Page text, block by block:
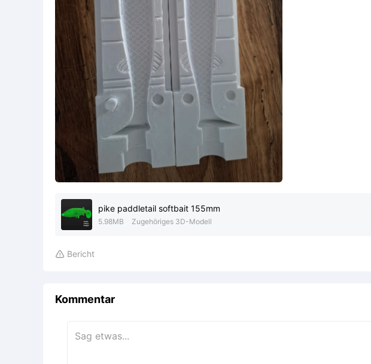
pike paddletail softbait 155mm
5.98MB Zugehöriges 3D-Modell
 Bericht
Kommentar